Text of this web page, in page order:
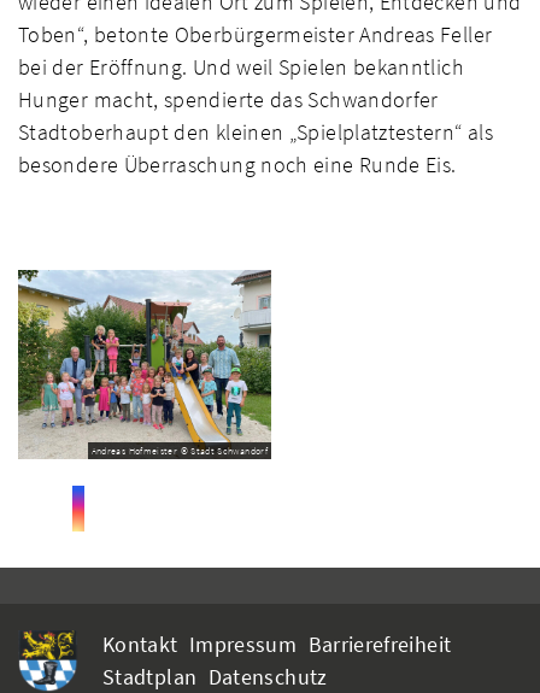
Toben“, betonte Oberbürgermeister Andreas Feller
bei der Eröffnung. Und weil Spielen bekanntlich
Hunger macht, spendierte das Schwandorfer
Stadtoberhaupt den kleinen „Spielplatztestern“ als
besondere Überraschung noch eine Runde Eis.
Andreas Hofmeister © Stadt Schwandorf
Kontakt Impressum Barrierefreiheit
Stadtplan Datenschutz